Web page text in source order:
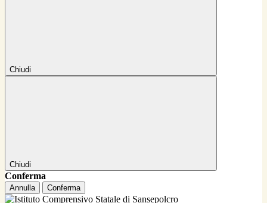
Chiudi
Chiudi
Conferma
Annulla Conferma